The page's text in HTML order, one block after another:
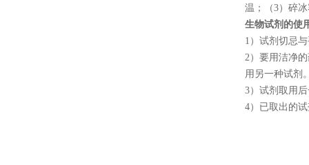
温；（3）碎
生物试剂的使
1 ）试剂切忌
2）要用洁净
用另一种试剂
3）试剂取用
4）已取出的